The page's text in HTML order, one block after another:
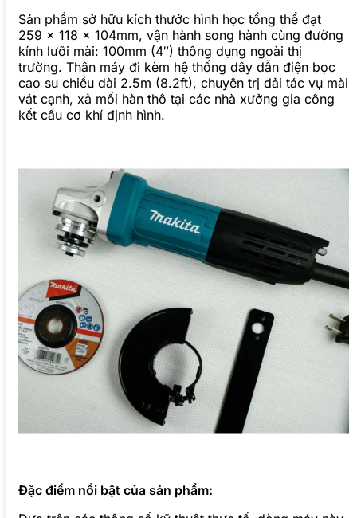
Sản phẩm sở hữu kích thước hình học tổng thể đạt
259 x 118 x 104mm, vận hành song hành cùng đường
kính lưỡi mài: 100mm (4″) thông dụng ngoài thị
trường. Thân máy đi kèm hệ thống dây dẫn điện bọc
cao su chiều dài 2.5m (8.2ft), chuyên trị dải tác vụ mài
vát cạnh, xả mối hàn thô tại các nhà xưởng gia công
kết cấu cơ khí định hình.
Đặc điểm nổi bật của sản phẩm: